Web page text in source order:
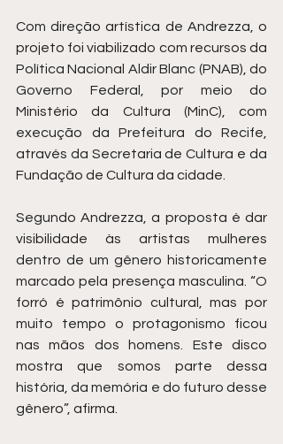
Com direção artística de Andrezza, o
projeto foi viabilizado com recursos da
Política Nacional Aldir Blanc (PNAB), do
Governo Federal, por meio do
Ministério da Cultura (MinC), com
execução da Prefeitura do Recife,
através da Secretaria de Cultura e da
Fundação de Cultura da cidade.
Segundo Andrezza, a proposta é dar
visibilidade às artistas mulheres
dentro de um gênero historicamente
marcado pela presença masculina. “O
forró é patrimônio cultural, mas por
muito tempo o protagonismo ficou
nas mãos dos homens. Este disco
mostra que somos parte dessa
história, da memória e do futuro desse
gênero”, afirma.